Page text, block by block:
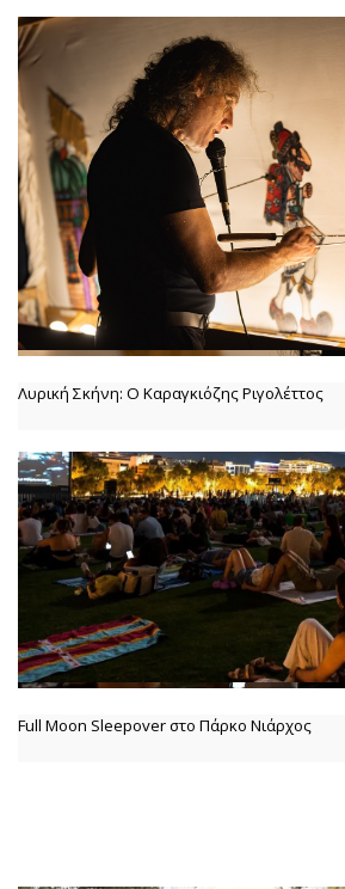
Λυρική Σκήνη: Ο Καραγκιόζης Ριγολέττος
Full Moon Sleepover στο Πάρκο Νιάρχος